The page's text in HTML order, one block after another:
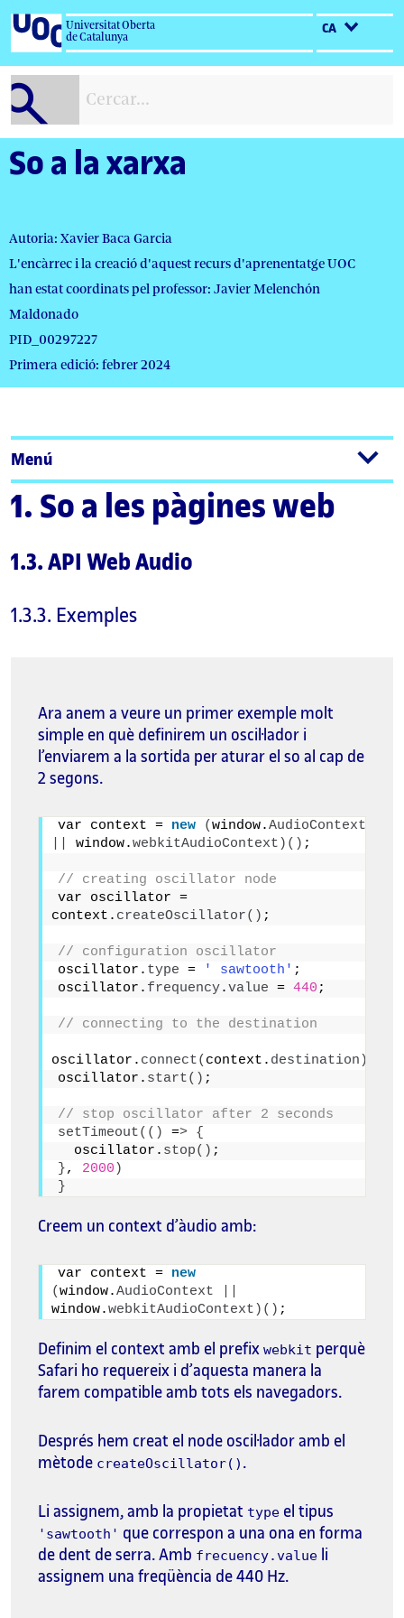
Salta
contingut
Universitat Oberta
de Catalunya
CA
So a la xarxa
Autoria: Xavier Baca Garcia
L'encàrrec i la creació d'aquest recurs d'aprenentatge UOC
han estat coordinats pel professor: Javier Melenchón
Maldonado
PID_00297227
Primera edició: febrer 2024
Menú
1. So a les pàgines web
1.3. API Web Audio
1.3.3. Exemples
Ara anem a veure un primer exemple molt
simple en què definirem un oscil·lador i
l’enviarem a la sortida per aturar el so al cap de
2 segons.
var context = new (window.AudioContext
window.webkitAudioContext )() ;
// creating oscillator node
var oscillator =
context. createOscillator() ;
// configuration oscillator
oscillator. type = ' sawtooth' ;
oscillator. frequency.value = 440 ;
// connecting to the destination
oscillator. connect( context. destination )
oscillator. start() ;
// stop oscillator after 2 seconds
setTimeout(() => {
  oscillator.
stop() ;
}, 2000 )
}
Creem un context d’àudio amb:
var context = new
(window.AudioContext
window.webkitAudioContext )() ;
Definim el context amb el prefix webkit perquè
Safari ho requereix i d’aquesta manera la
farem compatible amb tots els navegadors.
Després hem creat el node oscil·lador amb el
mètode createOscillator() .
Li assignem, amb la propietat type el tipus
'sawtooth' que correspon a una ona en forma
de dent de serra. Amb frecuency.value li
assignem una freqüència de 440 Hz.